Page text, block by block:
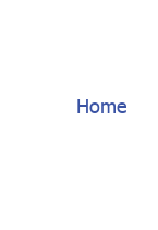
Home